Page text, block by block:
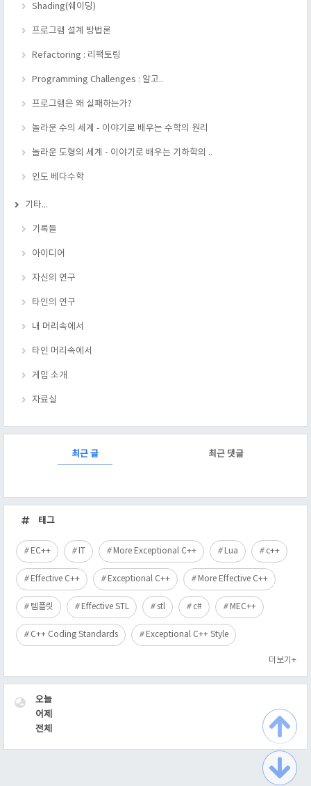
Shading(쉐이딩)
프로그램 설계 방법론
Refactoring : 리팩토링
Programming Challenges : 알고..
프로그램은 왜 실패하는가?
놀라운 수의 세계 - 이야기로 배우는 수학의 원리
놀라운 도형의 세계 - 이야기로 배우는 기하학의 ..
인도 베다수학
기타...
기록들
아이디어
자신의 연구
타인의 연구
내 머리속에서
타인 머리속에서
게임 소개
자료실
최근 글 최근 댓글
근
글
태그
EC++ IT More Exceptional C++ Lua c++
Effective C++ Exceptional C++ More Effective C++
템플릿 Effective STL stl c# MEC++
C++ Coding Standards Exceptional C++ Style
더보기+
VISITOR
오늘
어제
전체